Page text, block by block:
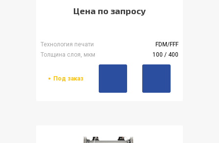
Цена по запросу
Технология печати
FDM/FFF
Толщина слоя, мкм
100 / 400
Под заказ